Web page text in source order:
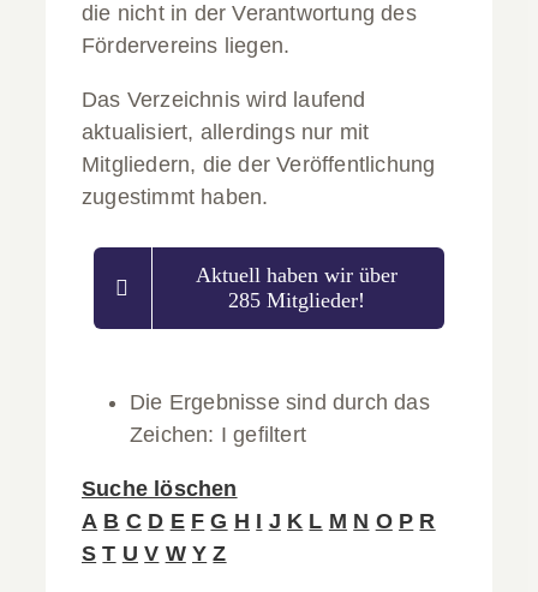
die nicht in der Verantwortung des
Fördervereins liegen.
Das Verzeichnis wird laufend
aktualisiert, allerdings nur mit
Mitgliedern, die der Veröffentlichung
zugestimmt haben.
Aktuell haben wir über
285 Mitglieder!
Die Ergebnisse sind durch das
Zeichen: I gefiltert
Suche löschen
A B C D E F G H I J K L M N O P R
S T U V W Y Z